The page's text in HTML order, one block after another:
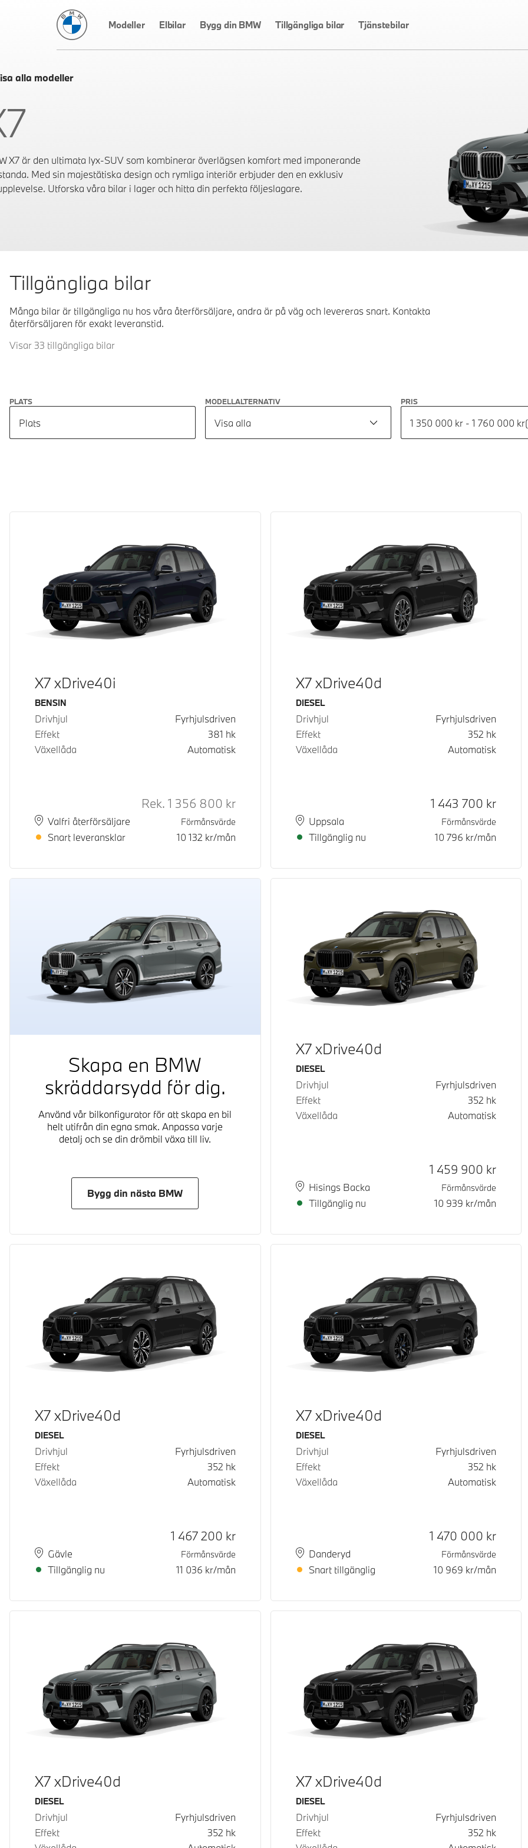
BMW Sverige
Modeller Elbilar Bygg din BMW Tillgängliga bilar Tjänstebilar
alla modeller
X7 är den ultimata lyx-SUV som kombinerar överlägsen komfort med imponerande
Med sin majestätiska design och rymliga interiör erbjuder den en exklusiv
Utforska våra bilar i lager och hitta din perfekta följeslagare.
Tillgängliga bilar
Många bilar är tillgängliga nu hos våra återförsäljare, andra är på väg och levereras snart. Kontakta
återförsäljaren för exakt leveranstid.
Visar 33 tillgängliga bilar
PLATS
Plats
MODELLALTERNATIV
Visa alla
PRIS
1 350 000 kr - 1 760 000 kr(
X7 xDrive40i
Bränsle
BENSIN
Drivhjul
Fyrhjulsdriven
Effekt
381 hk
Växellåda
Automatisk
PlatsValfri återförsäljare
Leveranstid
Snart leveransklar
Rek. ord pris
Rek. 1 356 800 kr
Förmånsvärde
10 132 kr/mån
X7 xDrive40d
Bränsle
DIESEL
Drivhjul
Fyrhjulsdriven
Effekt
352 hk
Växellåda
Automatisk
PlatsUppsala
Leveranstid
Tillgänglig nu
Kontantpris
1 443 700 kr
Förmånsvärde
10 796 kr/mån
Skapa en BMW
skräddarsydd för dig.
Använd vår bilkonfigurator för att skapa en bil
helt utifrån din egna smak. Anpassa varje
detalj och se din drömbil växa till liv.
Bygg din nästa BMW
X7 xDrive40d
Bränsle
DIESEL
Drivhjul
Fyrhjulsdriven
Effekt
352 hk
Växellåda
Automatisk
PlatsHisings Backa
Leveranstid
Tillgänglig nu
Kontantpris
1 459 900 kr
Förmånsvärde
10 939 kr/mån
X7 xDrive40d
Bränsle
DIESEL
Drivhjul
Fyrhjulsdriven
Effekt
352 hk
Växellåda
Automatisk
PlatsGävle
Leveranstid
Tillgänglig nu
Kontantpris
1 467 200 kr
Förmånsvärde
11 036 kr/mån
X7 xDrive40d
Bränsle
DIESEL
Drivhjul
Fyrhjulsdriven
Effekt
352 hk
Växellåda
Automatisk
PlatsDanderyd
Leveranstid
Snart tillgänglig
Kontantpris
1 470 000 kr
Förmånsvärde
10 969 kr/mån
X7 xDrive40d
Bränsle
DIESEL
Drivhjul
Fyrhjulsdriven
Effekt
352 hk
X7 xDrive40d
Bränsle
DIESEL
Drivhjul
Fyrhjulsdriven
Effekt
352 hk